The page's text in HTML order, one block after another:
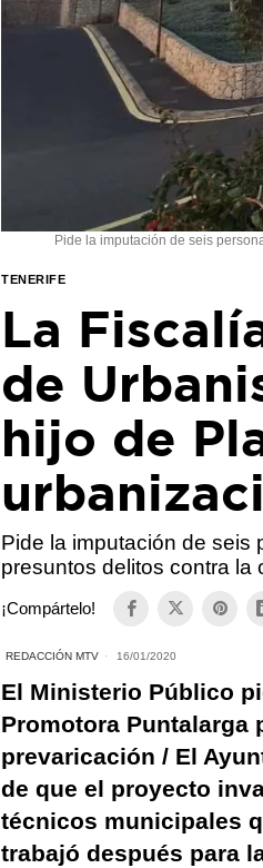
Pide la imputación de seis
TENERIFE
La
de
hijo de
Pide la imputación de seis
presuntos delitos contra la
¡Compártelo!
REDACCIÓN MTV 16/01/2020
El Ministerio Público
Promotora
prevaricación / El
de que el proyecto
técnicos municipales
trabajó después para